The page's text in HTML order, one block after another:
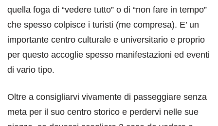
quella foga di “vedere tutto” o di “non fare in tempo”
che spesso colpisce i turisti (me compresa). E’ un
importante centro culturale e universitario e proprio
per questo accoglie spesso manifestazioni ed eventi
di vario tipo.
Oltre a consigliarvi vivamente di passeggiare senza
meta per il suo centro storico e perdervi nelle sue